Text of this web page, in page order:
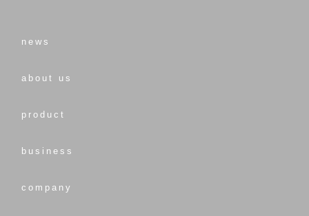
news
about us
product
business
company